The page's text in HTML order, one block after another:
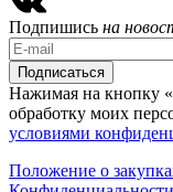
Подпишись на
Нажимая на кнопку
обработку моих
условиями
Положение о